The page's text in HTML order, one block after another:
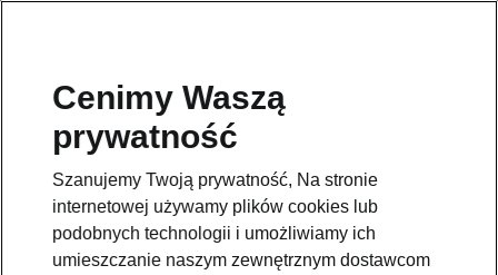
Cenimy Waszą
prywatność
Szanujemy Twoją prywatność, Na stronie
internetowej używamy plików cookies lub
podobnych technologii i umożliwiamy ich
umieszczanie naszym zewnętrznym dostawcom